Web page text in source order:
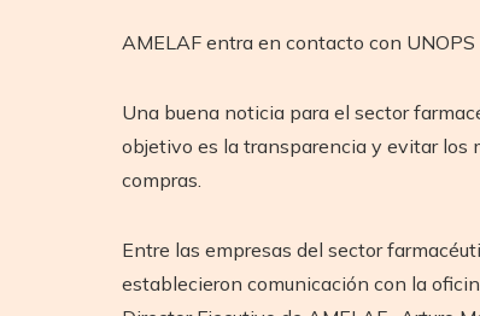
AMELAF entra en contacto con UNOPS
Una buena noticia para el sector
objetivo es la transparencia y evitar los
compras.
Entre las empresas del sector
establecieron comunicación con la